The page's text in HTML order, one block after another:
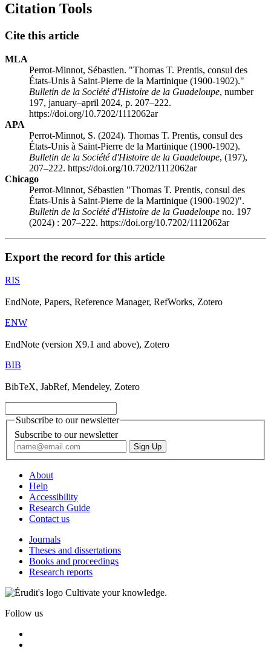
Citation Tools
Cite this article
MLA
Perrot-Minnot, Sébastien. "Thomas T. Prentis, consul des
États-Unis à Saint-Pierre de la Martinique (1900-1902)."
Bulletin de la Société d'Histoire de la Guadeloupe, number
197, january–april 2024, p. 207–222.
https://doi.org/10.7202/1112062ar
APA
Perrot-Minnot, S. (2024). Thomas T. Prentis, consul des
États-Unis à Saint-Pierre de la Martinique (1900-1902).
Bulletin de la Société d'Histoire de la Guadeloupe, (197),
207–222. https://doi.org/10.7202/1112062ar
Chicago
Perrot-Minnot, Sébastien "Thomas T. Prentis, consul des
États-Unis à Saint-Pierre de la Martinique (1900-1902)".
Bulletin de la Société d'Histoire de la Guadeloupe no. 197
(2024) : 207–222. https://doi.org/10.7202/1112062ar
Export the record for this article
RIS
EndNote, Papers, Reference Manager, RefWorks, Zotero
ENW
EndNote (version X9.1 and above), Zotero
BIB
BibTeX, JabRef, Mendeley, Zotero
Subscribe to our newsletter
Subscribe to our newsletter
About
Help
Accessibility
Research Guide
Contact us
Journals
Theses and dissertations
Books and proceedings
Research reports
Cultivate your knowledge.
Follow us